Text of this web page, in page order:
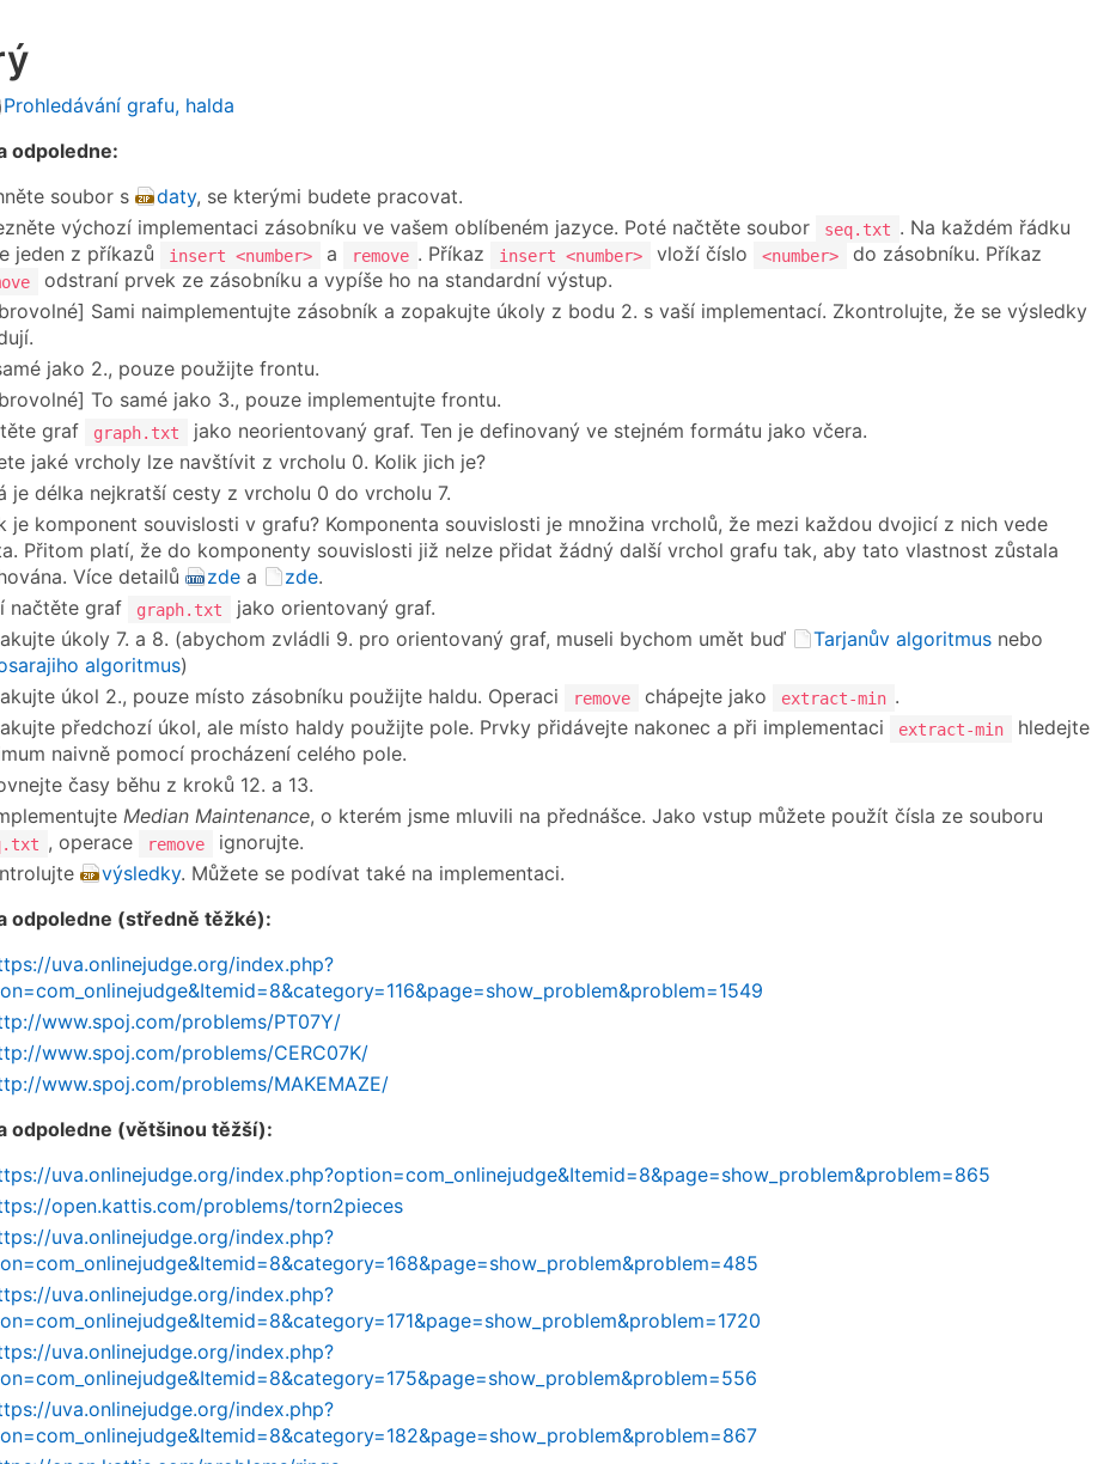
Prohledávání grafu, halda
odpoledne:
soubor s
daty, se kterými budete pracovat.
výchozí implementaci zásobníku ve vašem oblíbeném jazyce. Poté načtěte soubor
seq.txt . Na každém řádku
jeden z příkazů
insert <number> a remove . Příkaz insert <number> vloží číslo <number> do zásobníku. Příkaz
odstraní prvek ze zásobníku a vypíše ho na standardní výstup.
Sami naimplementujte zásobník a zopakujte úkoly z bodu 2. s vaší implementací. Zkontrolujte, že se výsledky
jako 2., pouze použijte frontu.
To samé jako 3., pouze implementujte frontu.
graf
graph.txt
jako neorientovaný graf. Ten je definovaný ve stejném formátu jako včera.
jaké vrcholy lze navštívit z vrcholu 0. Kolik jich je?
je délka nejkratší cesty z vrcholu 0 do vrcholu 7.
je komponent souvislosti v grafu? Komponenta souvislosti je množina vrcholů, že mezi každou dvojicí z nich vede
Přitom platí, že do komponenty souvislosti již nelze přidat žádný další vrchol grafu tak, aby tato vlastnost zůstala
Více detailů
zde a zde.
načtěte graf
graph.txt
jako orientovaný graf.
úkoly 7. a 8. (abychom zvládli 9. pro orientovaný graf, museli bychom umět buď
Tarjanův algoritmus nebo
algoritmus)
úkol 2., pouze místo zásobníku použijte haldu. Operaci
remove chápejte jako extract-min .
předchozí úkol, ale místo haldy použijte pole. Prvky přidávejte nakonec a při implementaci
extract-min
hledejte
naivně pomocí procházení celého pole.
časy běhu z kroků 12. a 13.
Median Maintenance, o kterém jsme mluvili na přednášce. Jako vstup můžete použít čísla ze souboru
, operace remove
ignorujte.
výsledky. Můžete se podívat také na implementaci.
odpoledne (středně těžké):
uva.onlinejudge.org/index.php?
www.spoj.com/problems/PT07Y/
www.spoj.com/problems/CERC07K/
www.spoj.com/problems/MAKEMAZE/
odpoledne (většinou těžší):
uva.onlinejudge.org/index.php?option=com_onlinejudge&Itemid=8&page=show_problem&problem=865
open.kattis.com/problems/torn2pieces
uva.onlinejudge.org/index.php?
uva.onlinejudge.org/index.php?
uva.onlinejudge.org/index.php?
uva.onlinejudge.org/index.php?